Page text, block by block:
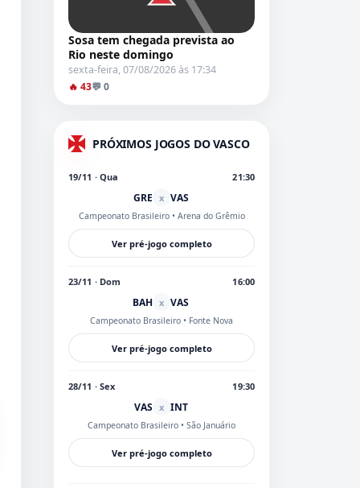
Sosa tem chegada prevista ao
Rio neste domingo
sexta-feira, 07/08/2026 às 17:34
🔥 43💬 0
PRÓXIMOS JOGOS DO VASCO
19/11 · Qua 21:30
GRE x VAS
Campeonato Brasileiro • Arena do Grêmio
Ver pré-jogo completo
23/11 · Dom 16:00
BAH x VAS
Campeonato Brasileiro • Fonte Nova
Ver pré-jogo completo
28/11 · Sex 19:30
VAS x INT
Campeonato Brasileiro • São Januário
Ver pré-jogo completo